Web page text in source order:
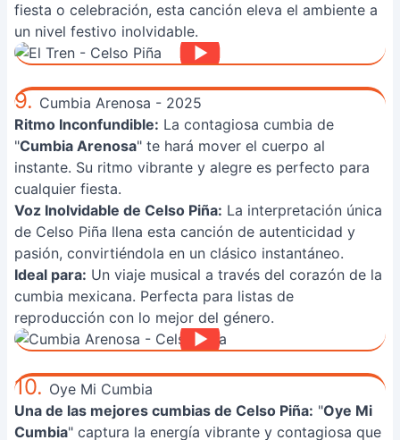
fiesta o celebración, esta canción eleva el ambiente a
un nivel festivo inolvidable.
9. Cumbia Arenosa - 2025
Ritmo Inconfundible: La contagiosa cumbia de
"Cumbia Arenosa" te hará mover el cuerpo al
instante. Su ritmo vibrante y alegre es perfecto para
cualquier fiesta.
Voz Inolvidable de Celso Piña: La interpretación única
de Celso Piña llena esta canción de autenticidad y
pasión, convirtiéndola en un clásico instantáneo.
Ideal para: Un viaje musical a través del corazón de la
cumbia mexicana. Perfecta para listas de
reproducción con lo mejor del género.
10. Oye Mi Cumbia
Una de las mejores cumbias de Celso Piña: "Oye Mi
Cumbia" captura la energía vibrante y contagiosa que